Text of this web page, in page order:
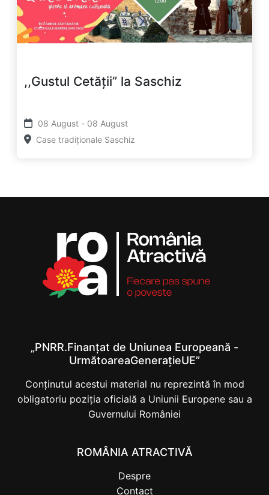
,,Gustul Cetății” la Saschiz
08 August - 08 August
Case tradiționale Saschiz
„PNRR.Finanțat de Uniunea Europeană -
UrmătoareaGenerațieUE”
Conținutul acestui material nu reprezintă în mod
obligatoriu poziția oficială a Uniunii Europene sau a
Guvernului României
ROMÂNIA ATRACTIVĂ
Despre
Contact